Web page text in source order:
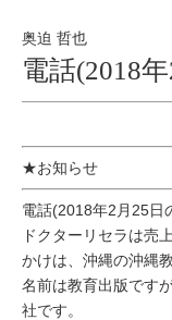
SERIES#01 私た
ちについて
SERIES#02 水へ
のこだわり
SERIES#03 無
添加化粧品につ
いて
奥迫 哲也
電話(2018
★お知らせ
電話(2018年2月25日
ドクターリセラは売
かけは、沖縄の沖縄
名前は教育出版です
社です。